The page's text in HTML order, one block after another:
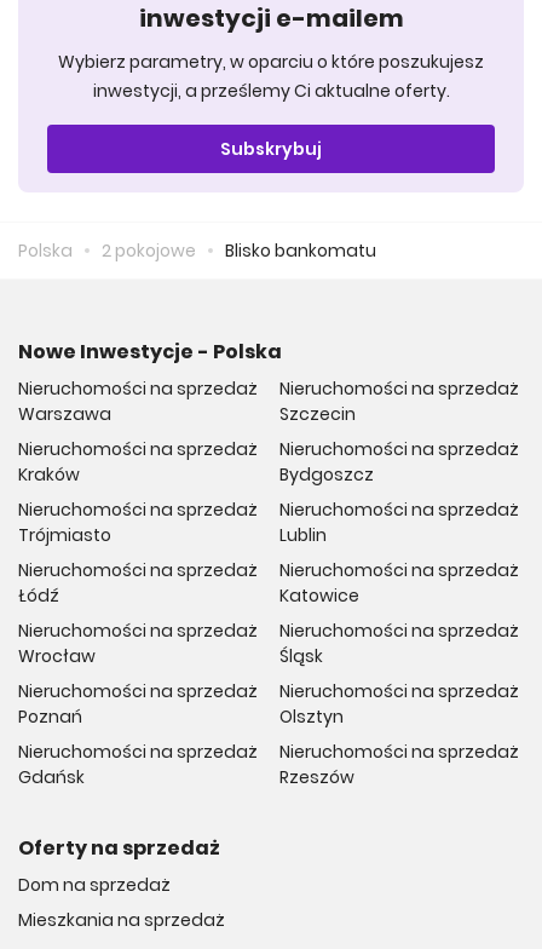
inwestycji e-mailem
Wybierz parametry, w oparciu o które poszukujesz
inwestycji, a prześlemy Ci aktualne oferty.
Subskrybuj
Polska 2 pokojowe Blisko bankomatu
Nowe Inwestycje - Polska
Nieruchomości na sprzedaż
Warszawa
Nieruchomości na sprzedaż
Kraków
Nieruchomości na sprzedaż
Trójmiasto
Nieruchomości na sprzedaż
Łódź
Nieruchomości na sprzedaż
Wrocław
Nieruchomości na sprzedaż
Poznań
Nieruchomości na sprzedaż
Gdańsk
Nieruchomości na sprzedaż
Szczecin
Nieruchomości na sprzedaż
Bydgoszcz
Nieruchomości na sprzedaż
Lublin
Nieruchomości na sprzedaż
Katowice
Nieruchomości na sprzedaż
Śląsk
Nieruchomości na sprzedaż
Olsztyn
Nieruchomości na sprzedaż
Rzeszów
Oferty na sprzedaż
Dom na sprzedaż
Mieszkania na sprzedaż